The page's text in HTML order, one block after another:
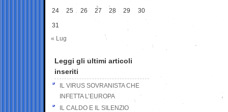
24 25 26 27 28 29 30
31
« Lug
Leggi gli ultimi articoli
inseriti
IL VIRUS SOVRANISTA CHE
INFETTA L’EUROPA
IL CALDO E IL SILENZIO